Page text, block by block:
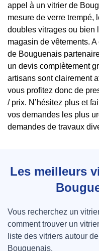
appel à un vitrier de
mesure de verre trempé,
doubles vitrages ou bien
magasin de vêtements.
de Bouguenais
un devis complètement
artisans sont clairement
vous profitez donc de
/ prix. N’hésitez plus et
vos demandes les plus
demandes de travaux
Les meilleurs
Vous recherchez un
comment trouver un
liste des vitriers autour
Bouguenais.